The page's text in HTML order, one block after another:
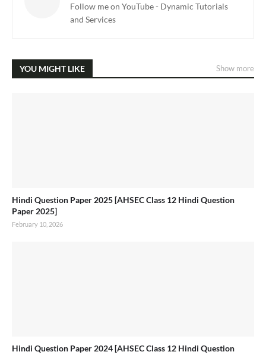
Follow me on YouTube - Dynamic Tutorials
and Services
YOU MIGHT LIKE Show more
Hindi Question Paper 2025 [AHSEC Class 12 Hindi Question
Paper 2025]
February 10, 2026
Hindi Question Paper 2024 [AHSEC Class 12 Hindi Question